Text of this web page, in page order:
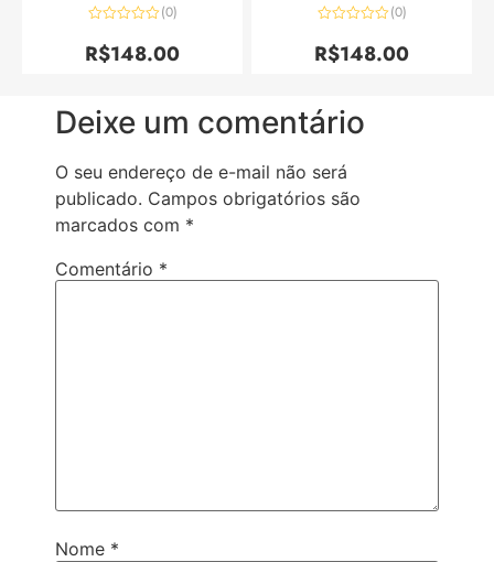
0
de
(0)
R$148.00
0
de
(0)
R$148.00
Deixe um comentário
O seu endereço de e-mail não será
publicado. Campos obrigatórios são
marcados com *
Comentário *
Nome *